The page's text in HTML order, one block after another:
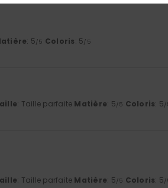
: 5/5 Coloris: 5/5
: Taille parfaite Matière: 5/5 Coloris: 5/
: Taille parfaite Matière: 5/5 Coloris: 5/